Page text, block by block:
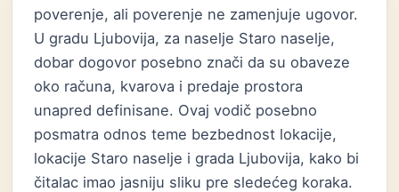
poverenje, ali poverenje ne zamenjuje ugovor.
U gradu Ljubovija, za naselje Staro naselje,
dobar dogovor posebno znači da su obaveze
oko računa, kvarova i predaje prostora
unapred definisane. Ovaj vodič posebno
posmatra odnos teme bezbednost lokacije,
lokacije Staro naselje i grada Ljubovija, kako bi
čitalac imao jasniju sliku pre sledećeg koraka.